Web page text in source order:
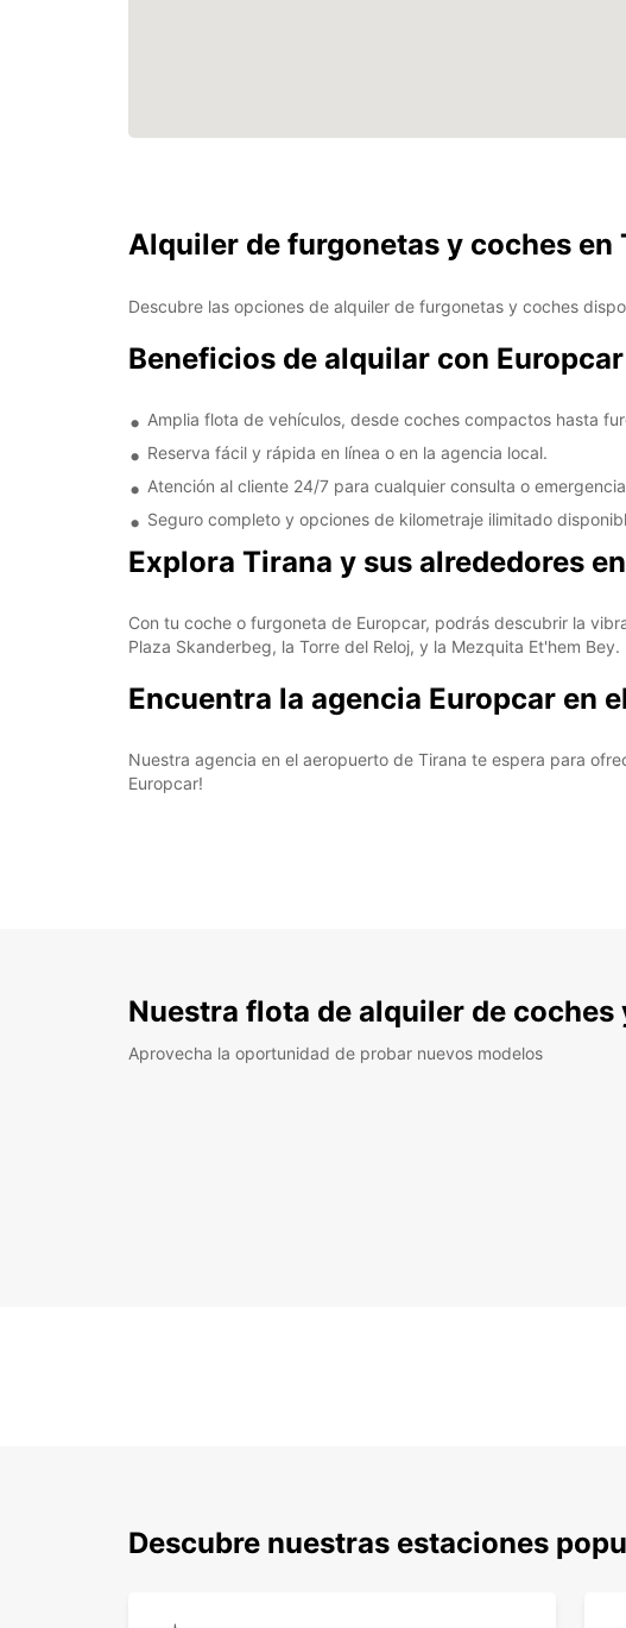
Alquiler de furgonetas y coches
Descubre las opciones de alquiler de furgonetas y coches
Beneficios de alquilar con Europcar
Amplia flota de vehículos, desde coches compactos hasta
Reserva fácil y rápida en línea o en la agencia local.
Atención al cliente 24/7 para cualquier consulta o
Seguro completo y opciones de kilometraje ilimitado
Explora Tirana y sus alrededores
Con tu coche o furgoneta de Europcar, podrás descubrir la
Plaza Skanderbeg, la Torre del Reloj, y la Mezquita Et'hem Bey.
Encuentra la agencia Europcar en
Nuestra agencia en el aeropuerto de Tirana te espera para
Europcar!
Nuestra flota de alquiler de coches
Aprovecha la oportunidad de probar nuevos modelos
Descubre nuestras estaciones